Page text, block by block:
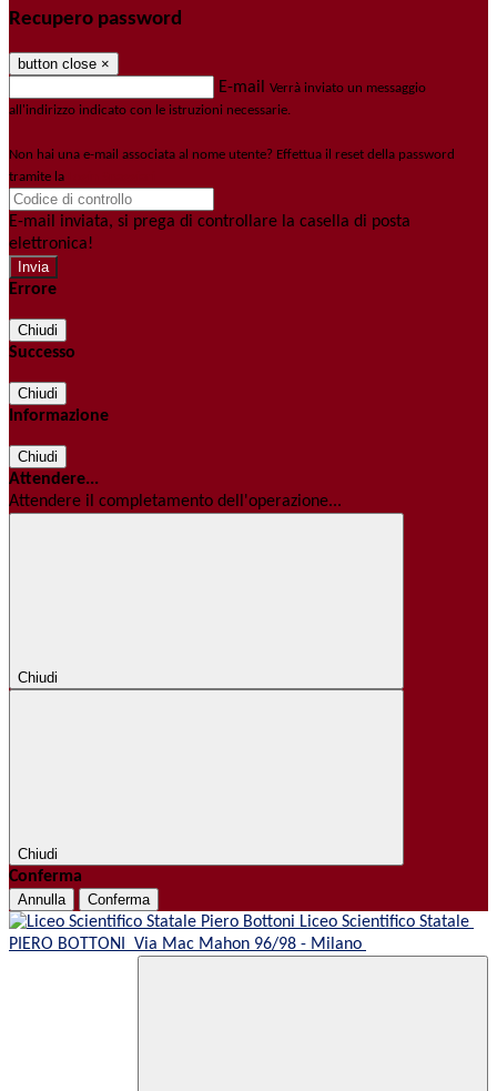
Recupero password
button close ×
E-mail Verrà inviato un messaggio
all'indirizzo indicato con le istruzioni necessarie.
Non hai una e-mail associata al nome utente? Effettua il reset della password
tramite la
E-mail inviata, si prega di controllare la casella di posta
elettronica!
Errore
Chiudi
Successo
Chiudi
Informazione
Chiudi
Attendere...
Attendere il completamento dell'operazione...
Chiudi
Chiudi
Conferma
Annulla Conferma
Liceo Scientifico Statale
PIERO BOTTONI Via Mac Mahon 96/98 - Milano